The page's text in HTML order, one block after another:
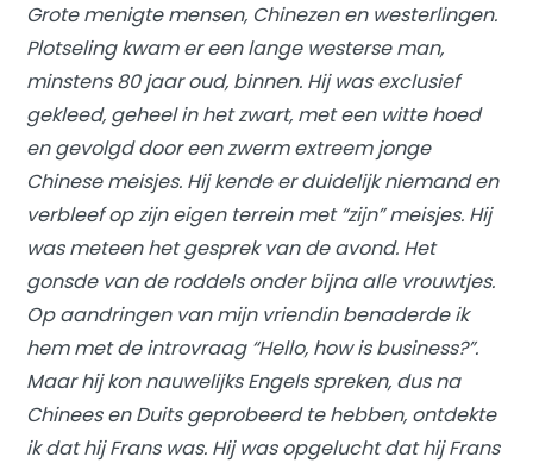
Grote menigte mensen, Chinezen en westerlingen.
Plotseling kwam er een lange westerse man,
minstens 80 jaar oud, binnen. Hij was exclusief
gekleed, geheel in het zwart, met een witte hoed
en gevolgd door een zwerm extreem jonge
Chinese meisjes. Hij kende er duidelijk niemand en
verbleef op zijn eigen terrein met “zijn” meisjes. Hij
was meteen het gesprek van de avond. Het
gonsde van de roddels onder bijna alle vrouwtjes.
Op aandringen van mijn vriendin benaderde ik
hem met de introvraag “Hello, how is business?”.
Maar hij kon nauwelijks Engels spreken, dus na
Chinees en Duits geprobeerd te hebben, ontdekte
ik dat hij Frans was. Hij was opgelucht dat hij Frans